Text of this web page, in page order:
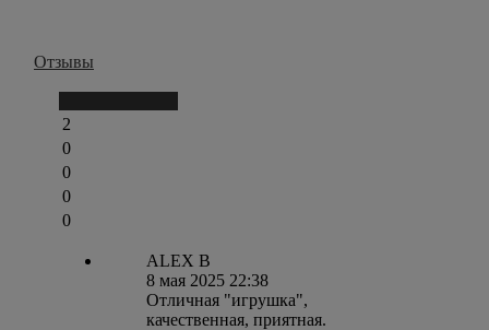
Отзывы
2
0
0
0
0
ALEX B
8 мая 2025 22:38
Отличная "игрушка",
качественная, приятная.